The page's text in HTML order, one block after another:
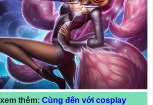
thêm: Cùng đến với cosplay